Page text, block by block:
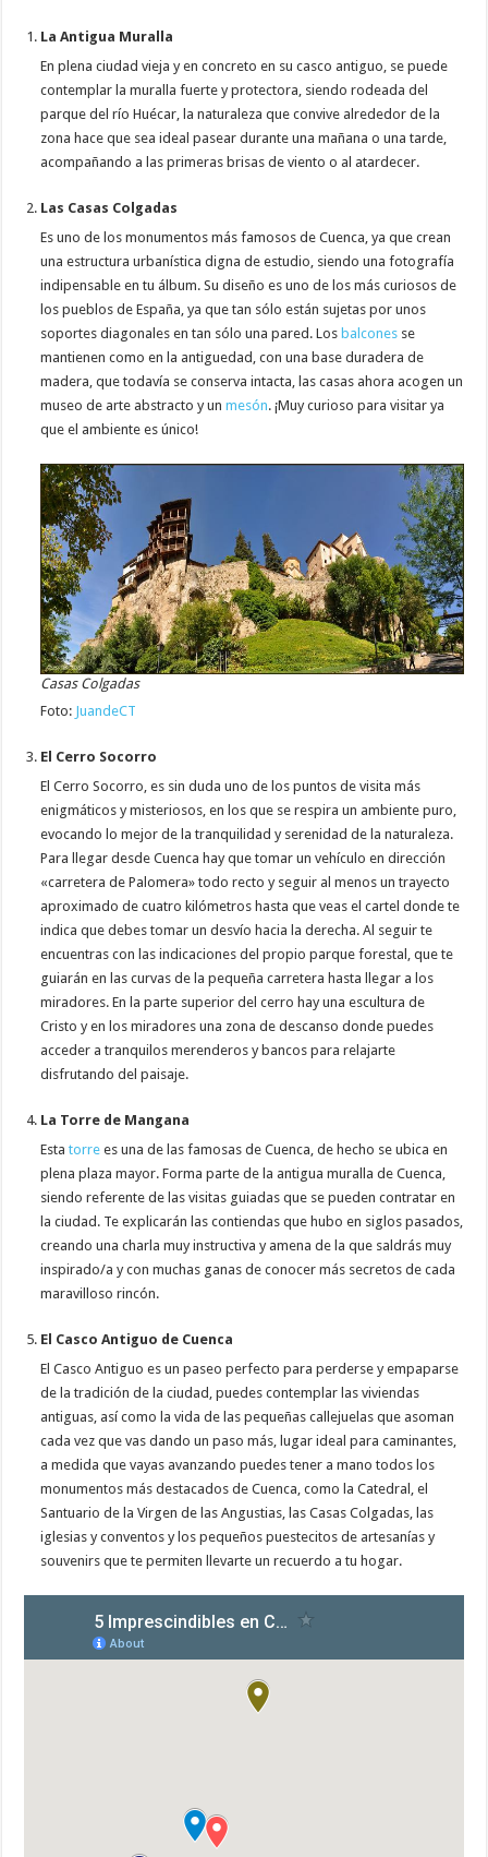
La Antigua Muralla
En plena ciudad vieja y en concreto en su casco antiguo, se puede
contemplar la muralla fuerte y protectora, siendo rodeada del
parque del río Huécar, la naturaleza que convive alrededor de la
zona hace que sea ideal pasear durante una mañana o una tarde,
acompañando a las primeras brisas de viento o al atardecer.
Las Casas Colgadas
Es uno de los monumentos más famosos de Cuenca, ya que crean
una estructura urbanística digna de estudio, siendo una fotografía
indipensable en tu álbum. Su diseño es uno de los más curiosos de
los pueblos de España, ya que tan sólo están sujetas por unos
soportes diagonales en tan sólo una pared. Losbalcones se
mantienen como en la antiguedad, con una base duradera de
madera, que todavía se conserva intacta, las casas ahora acogen un
museo de arte abstracto y unmesón. ¡Muy curioso para visitar ya
que el ambiente es único!
Casas Colgadas
Foto: JuandeCT
El Cerro Socorro
El Cerro Socorro, es sin duda uno de los puntos de visita más
enigmáticos y misteriosos, en los que se respira un ambiente puro,
evocando lo mejor de la tranquilidad y serenidad de la naturaleza.
Para llegar desde Cuenca hay que tomar un vehículo en dirección
«carretera de Palomera» todo recto y seguir al menos un trayecto
aproximado de cuatro kilómetros hasta que veas el cartel donde te
indica que debes tomar un desvío hacia la derecha. Al seguir te
encuentras con las indicaciones del propio parque forestal, que te
guiarán en las curvas de la pequeña carretera hasta llegar a los
miradores. En la parte superior del cerro hay una escultura de
Cristo y en los miradores una zona de descanso donde puedes
acceder a tranquilos merenderos y bancos para relajarte
disfrutando del paisaje.
La Torre de Mangana
Estatorre es una de las famosas de Cuenca, de hecho se ubica en
plena plaza mayor. Forma parte de la antigua muralla de Cuenca,
siendo referente de las visitas guiadas que se pueden contratar en
la ciudad. Te explicarán las contiendas que hubo en siglos pasados,
creando una charla muy instructiva y amena de la que saldrás muy
inspirado/a y con muchas ganas de conocer más secretos de cada
maravilloso rincón.
El Casco Antiguo de Cuenca
El Casco Antiguo es un paseo perfecto para perderse y empaparse
de la tradición de la ciudad, puedes contemplar las viviendas
antiguas, así como la vida de las pequeñas callejuelas que asoman
cada vez que vas dando un paso más, lugar ideal para caminantes,
a medida que vayas avanzando puedes tener a mano todos los
monumentos más destacados de Cuenca, como la Catedral, el
Santuario de la Virgen de las Angustias, las Casas Colgadas, las
iglesias y conventos y los pequeños puestecitos de artesanías y
souvenirs que te permiten llevarte un recuerdo a tu hogar.